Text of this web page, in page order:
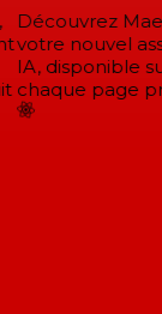
Découvrez
votre nouvel
IA, disponible
chaque page